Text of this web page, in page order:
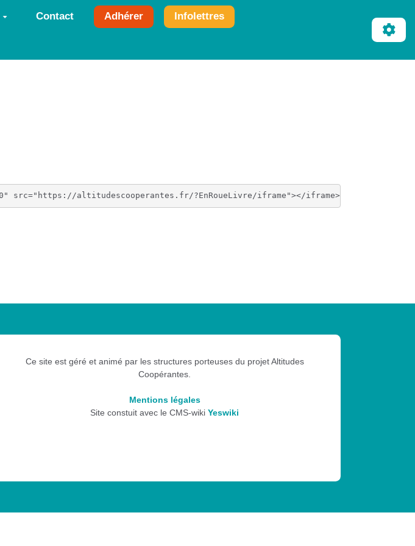
Contact Adhérer Infolettres
<iframe class="auto-resize" width="100%" scroll="no" frameborder="0" src="https://altitudescooperantes.fr/?EnRoueLivre/iframe"></iframe>
Ce site est géré et animé par les structures porteuses du projet Altitudes
Coopérantes.
Mentions légales
Site constuit avec le CMS-wikiYeswiki